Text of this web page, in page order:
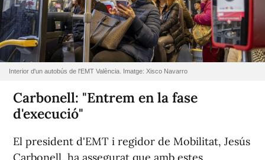
Interior d'un autobús de l'EMT València. Imatge: Xisco Navarro
Carbonell: "Entrem en la fase
d'execució"
El president d'EMT i regidor de Mobilitat, Jesús
Carbonell, ha assegurat que amb estes